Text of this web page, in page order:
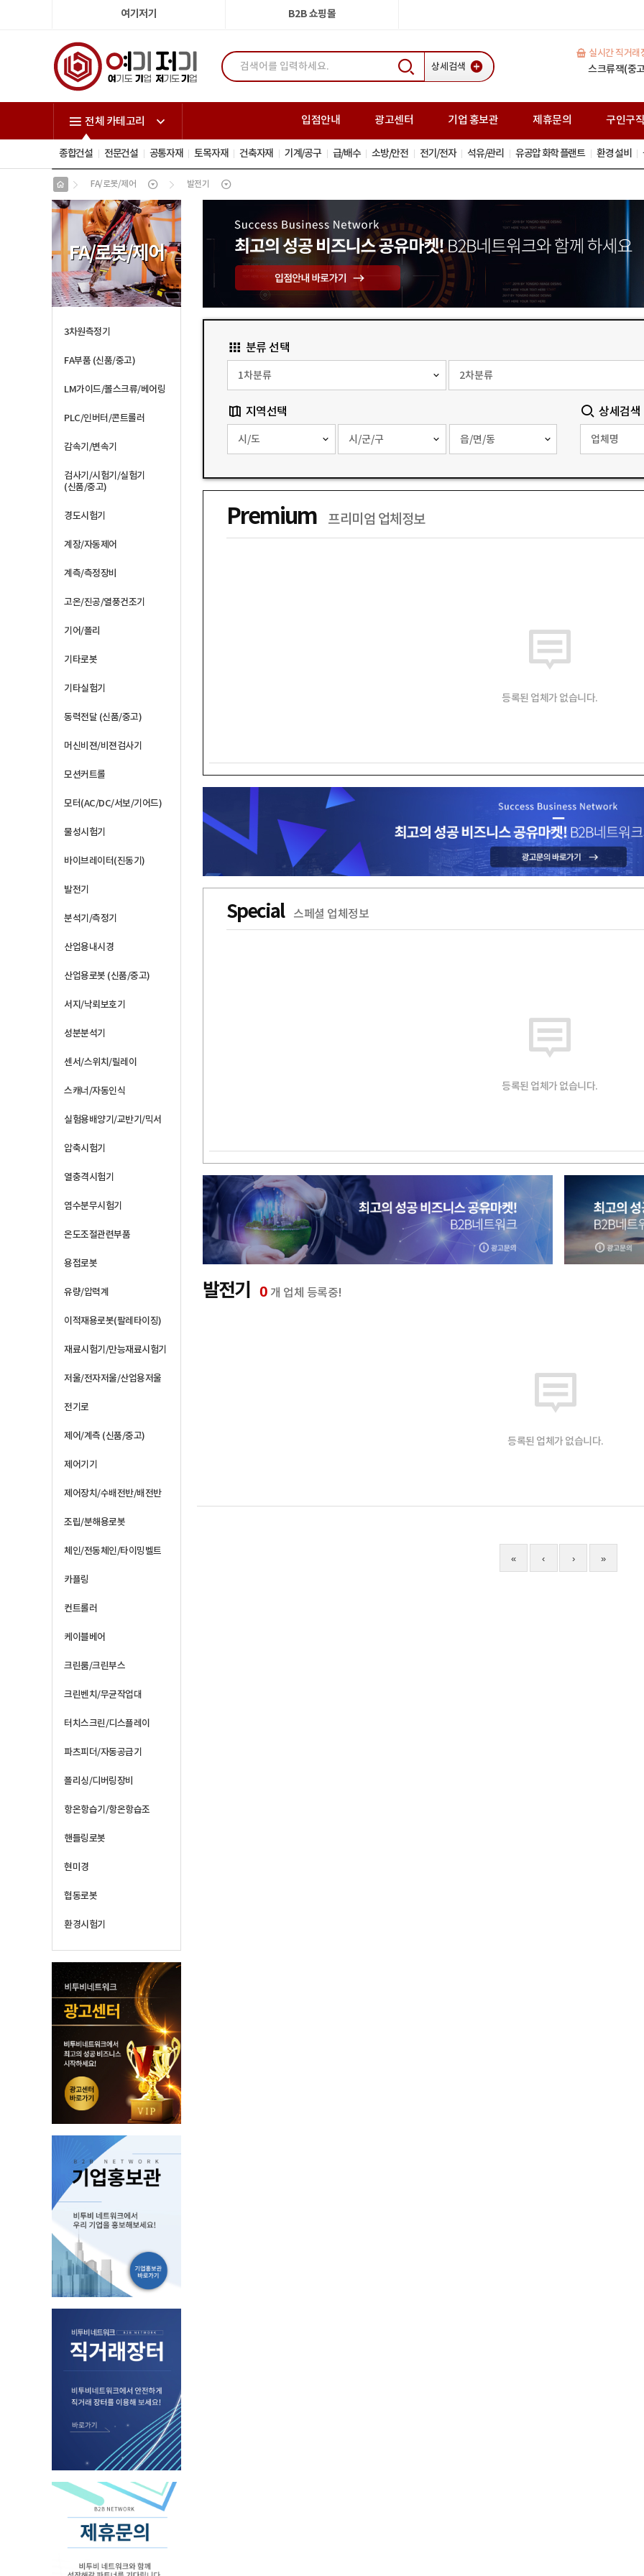
여기저기 B2B 쇼핑몰
상세검색
실시간 직거래
H빔(중고)
일반복공판 (
스크류잭(중
전체 카테고리 입점안내 광고센터 기업 홍보관 제휴문의 구인구직
종합건설 전문건설 공통자재 토목자재 건축자재 기계/공구 급/배수 소방/안전 전기/전자 석유/관리 유공압 화학 플랜트 환경 설비
FA/로봇/제어 발전기
FA/로봇/제어
3차원측정기
FA부품 (신품/중고)
LM가이드/볼스크류/베어링
PLC/인버터/콘트롤러
감속기/변속기
검사기/시험기/실험기
(신품/중고)
경도시험기
계장/자동제어
계측/측정장비
고온/진공/열풍건조기
기어/폴리
기타로봇
기타실험기
동력전달 (신품/중고)
머신비젼/비젼검사기
모션커트롤
모터(AC/DC/서보/기어드)
물성시험기
바이브레이터(진동기)
발전기
분석기/측정기
산업용내시경
산업용로봇 (신품/중고)
서지/낙뢰보호기
성분분석기
센서/스위치/릴레이
스캐너/자동인식
실험용배양기/교반기/믹서
압축시험기
열충격시험기
염수분무시험기
온도조절관련부품
용접로봇
유량/압력계
이적재용로봇(팔레타이징)
재료시험기/만능재료시험기
저울/전자저울/산업용저울
전기로
제어/계측 (신품/중고)
제어기기
제어장치/수배전반/배전반
조립/분해용로봇
체인/전동체인/타이밍벨트
카플링
컨트롤러
케이블베어
크린룸/크린부스
크린벤치/무균작업대
터치스크린/디스플레이
파츠피더/자동공급기
폴리싱/디버링장비
항온항습기/항온항습조
핸들링로봇
현미경
협동로봇
환경시험기
분류 선택
지역선택 상세검색
Premium 프리미엄 업체정보
등록된 업체가 없습니다.
Special 스페셜 업체정보
등록된 업체가 없습니다.
발전기 0 개 업체 등록중!
등록된 업체가 없습니다.
« ‹ › »